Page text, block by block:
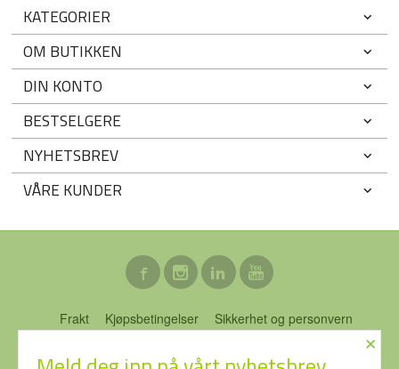
KATEGORIER
OM BUTIKKEN
DIN KONTO
BESTSELGERE
NYHETSBREV
VÅRE KUNDER
Frakt Kjøpsbetingelser
Sikkerhet og personvern
×